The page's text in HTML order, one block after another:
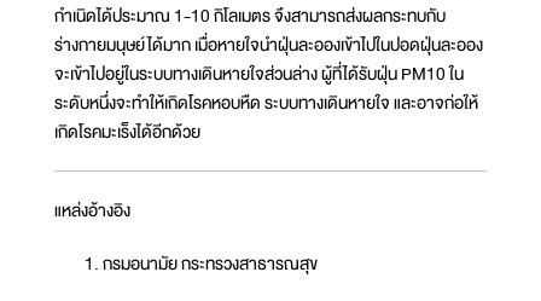
กำเนิดได้ประมาณ 1-10 กิโลเมตร จึงสามารถส่งผลกระทบกับ
ร่างกายมนุษย์ได้มาก เมื่อหายใจนำฝุ่นละอองเข้าไปในปอดฝุ่นละออง
จะเข้าไปอยู่ในระบบทางเดินหายใจส่วนล่าง ผู้ที่ได้รับฝุ่น PM10 ใน
ระดับหนึ่งจะทำให้เกิดโรคหอบหืด ระบบทางเดินหายใจ และอาจก่อให้
เกิดโรคมะเร็งได้อีกด้วย
แหล่งอ้างอิง
กรมอนามัย กระทรวงสาธารณสุข